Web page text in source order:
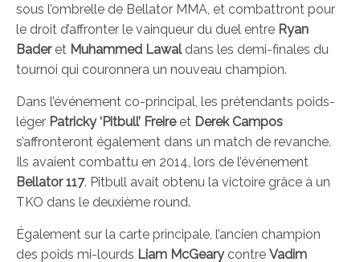
sous l’ombrelle de Bellator MMA, et combattront pour
le droit d’affronter le vainqueur du duel entre Ryan
Baderet Muhammed Lawal dans les demi-finales du
tournoi qui couronnera un nouveau champion.
Dans l’événement co-principal, les prétendants poids-
léger Patricky ‘Pitbull’ Freireet Derek Campos
s’affronteront également dans un match de revanche.
Ils avaient combattu en 2014, lors de l’événement
Bellator 117. Pitbull avait obtenu la victoire grâce à un
TKO dans le deuxième round.
Également sur la carte principale, l’ancien champion
des poids mi-lourds Liam McGearycontre Vadim